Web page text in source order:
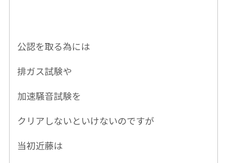
公認を取る為には
排ガス試験や
加速騒音試験を
クリアしないといけないのですが
当初近藤は